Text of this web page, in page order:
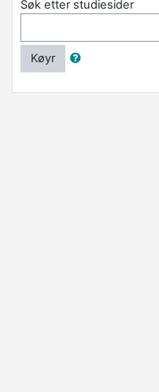
Søk etter studiesider
Køyr